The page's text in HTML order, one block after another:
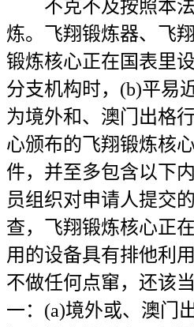
不克不及按照本法
炼。飞翔锻炼器、飞
锻炼核心正在国表里
分支机构时，(b)平易
为境外和、澳门出格
心颁布的飞翔锻炼核
件，并至多包含以下
员组织对申请人提交
查，飞翔锻炼核心正
用的设备具有排他利
不做任何点窜，还该
一：(a)境外或、澳门